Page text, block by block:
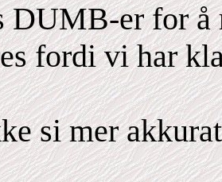
DUMB-er for å
fordi vi har
si mer